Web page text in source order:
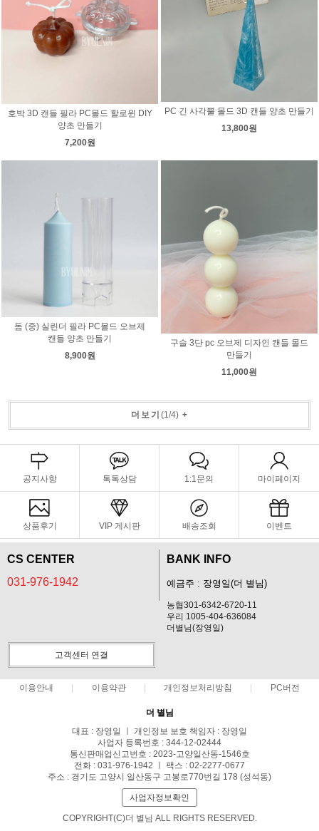
호박 3D 캔들 필라 PC몰드 할로윈 DIY
양초 만들기
7,200원
PC 긴 사각뿔 몰드 3D 캔들 양초 만들기
13,800원
돔 (중) 실린더 필라 PC몰드 오브제
캔들 양초 만들기
8,900원
구슬 3단 pc 오브제 디자인 캔들 몰드
만들기
11,000원
더보기 (1/4)+
공지사항 톡톡상담 1:1문의 마이페이지
상품후기 VIP 게시판 배송조회 이벤트
CS CENTER
031-976-1942
BANK INFO
예금주 : 장영일(더 별님)
농협301-6342-6720-11
우리 1005-404-636084
더별님(장영일)
고객센터 연결
이용안내 이용약관 개인정보처리방침 PC버전
더 별님
대표 : 장영일 ㅣ 개인정보 보호 책임자 : 장영일
사업자 등록번호 : 344-12-02444
통신판매업신고번호 : 2023-고양일산동-1546호
전화 : 031-976-1942 ㅣ 팩스 : 02-2277-0677
주소 : 경기도 고양시 일산동구 고봉로770번길 178 (성석동)
사업자정보확인
COPYRIGHT(C)더 별님 ALL RIGHTS RESERVED.